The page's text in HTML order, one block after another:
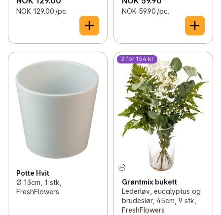
NOK 129.00 /pc. NOK 59.90 /pc.
Potte Hvit
Ø 13cm, 1 stk,
FreshFlowers
2 for 154 kr
Grøntmix bukett
Lederløv, eucalyptus og
brudeslør, 45cm, 9 stk,
FreshFlowers